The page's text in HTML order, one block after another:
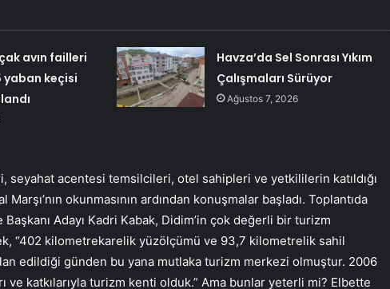
avın failleri
keçisi
Havza’da Sel Sonrası Yıkım
Çalışmaları Sürüyor
Ağustos 7, 2026
seyahat acentesi temsilcileri, otel sahipleri ve yetkililerin katıldığı
okunmasının ardından konuşmalar başladı. Toplantıda
Adayı Kadri Kabak, Didim’in çok değerli bir turizm
“402 kilometrekarelik yüzölçümü ve 93,7 kilometrelik sahil
edildiği günden bu yana mutlaka turizm merkezi olmuştur. 2006
ve katkılarıyla turizm kenti olduk.” Ama bunlar yeterli mi? Elbette